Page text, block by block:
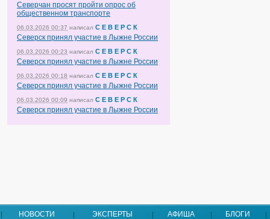
Северчан просят пройти опрос об
общественном транспорте
06.03.2026 00:37 написал С Е В Е Р С К
Северск принял участие в Лыжне России
06.03.2026 00:23 написал С Е В Е Р С К
Северск принял участие в Лыжне России
06.03.2026 00:18 написал С Е В Е Р С К
Северск принял участие в Лыжне России
06.03.2026 00:09 написал С Е В Е Р С К
Северск принял участие в Лыжне России
НОВОСТИ ЭКСПЕРТЫ АФИША БЛОГИ